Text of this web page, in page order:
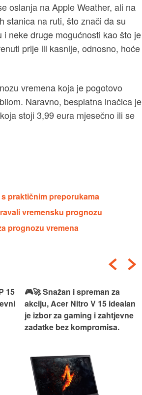
oslanja na Apple Weather, ali na
stanica na ruti, što znači da su
neke druge mogućnosti kao što je
prije ili kasnije, odnosno, hoće
vremena koja je pogotovo
Naravno, besplatna inačica je
stoji 3,99 eura mjesečno ili se
praktičnim preporukama
vremensku prognozu
prognozu vremena
15
🎮🚀 Snažan i spreman za
akciju, Acer Nitro V 15 idealan
je izbor za gaming i zahtjevne
zadatke bez kompromisa.